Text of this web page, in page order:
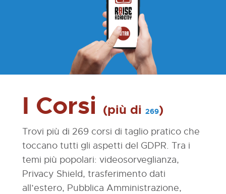
I Corsi (più di 269)
Trovi più di 269 corsi di taglio praticoche
toccano tutti gli aspetti del GDPR. Tra i
temi più popolari: videosorveglianza,
Privacy Shield, trasferimento dati
all’estero, Pubblica Amministrazione,